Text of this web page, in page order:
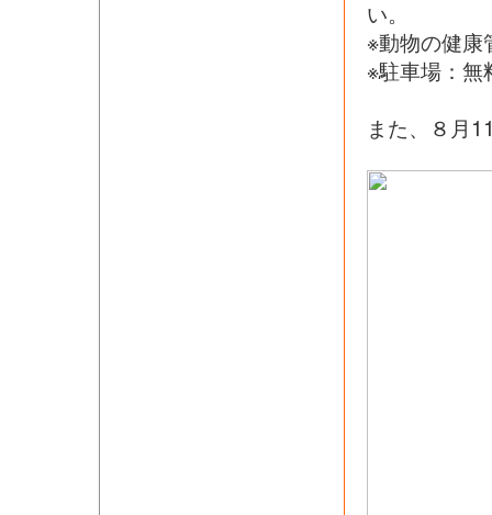
い。
※動物の健康
※駐車場：
また、８月